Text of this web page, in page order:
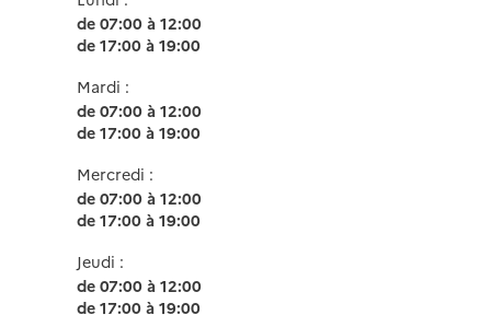
de 07:00 à 12:00
de 17:00 à 19:00
Mardi :
de 07:00 à 12:00
de 17:00 à 19:00
Mercredi :
de 07:00 à 12:00
de 17:00 à 19:00
Jeudi :
de 07:00 à 12:00
de 17:00 à 19:00